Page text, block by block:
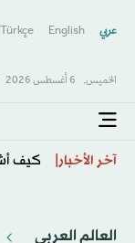
عربي English
Türkçe
الخميس, 6 أغسطس 2026
آخر الأخبار
العالم العربي